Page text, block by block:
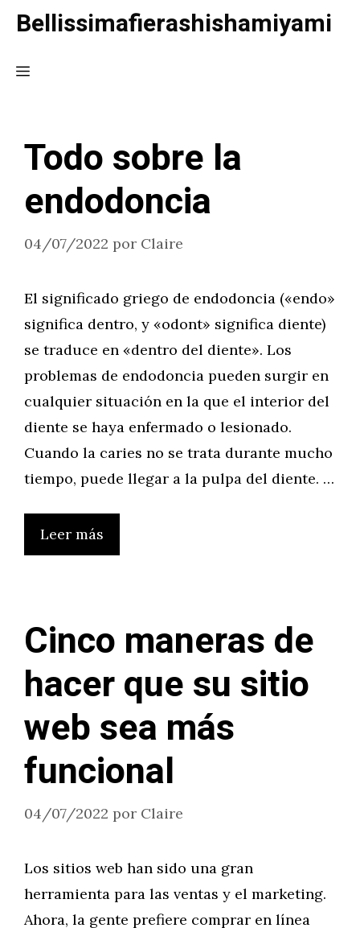
Saltar
contenido
Bellissimafierashishamiyami
Menú
Todo sobre la
endodoncia
04/07/2022 por Claire
El significado griego de endodoncia («endo»
significa dentro, y «odont» significa diente)
se traduce en «dentro del diente». Los
problemas de endodoncia pueden surgir en
cualquier situación en la que el interior del
diente se haya enfermado o lesionado.
Cuando la caries no se trata durante mucho
tiempo, puede llegar a la pulpa del diente. …
Leer más
Cinco maneras de
hacer que su sitio
web sea más
funcional
04/07/2022 por Claire
Los sitios web han sido una gran
herramienta para las ventas y el marketing.
Ahora, la gente prefiere comprar en línea